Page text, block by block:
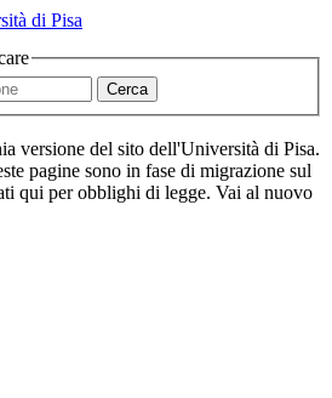
Cerca
versione del sito dell'Università di Pisa.
pagine sono in fase di migrazione sul
qui per obblighi di legge. Vai al nuovo